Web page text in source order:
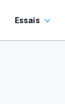
Essais